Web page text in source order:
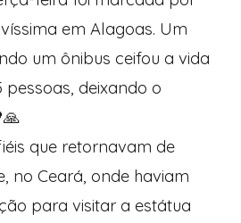
em Alagoas. Um
um ônibus ceifou a vida
pessoas, deixando o
que retornavam de
no Ceará, onde haviam
para visitar a estátua